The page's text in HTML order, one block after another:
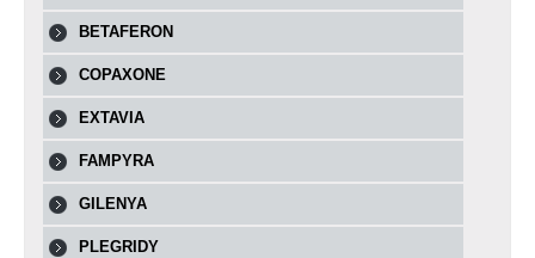
BETAFERON
COPAXONE
EXTAVIA
FAMPYRA
GILENYA
PLEGRIDY